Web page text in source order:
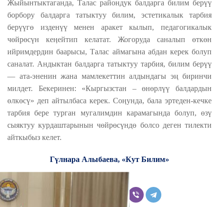
Жыйынтыктаганда, Талас райондук балдарга билим берүү
борбору балдарга татыктуу билим, эстетикалык тарбия
берүүгө изденүү менен аракет кылып, педагогикалык
чөйрөсүн кеӊейтип келатат. Жогоруда саналып өткөн
ийримдердин баарысы, Талас аймагына абдан керек болуп
саналат. Андыктан балдарга татыктуу тарбия, билим берүү
— ата-эненин жана мамлекеттин алдындагы эң биринчи
милдет. Бекеринен: «Кыргызстан – өнөрлүү балдардын
өлкөсү» деп айтылбаса керек. Соӊунда, бала эртеден-кечке
тарбия бере турган мугалимдин карамагында болуп, өзү
сыяктуу курдаштарынын чөйрөсүндө болсо деген тилекти
айткыбыз келет.
Гүлнара Алыбаева, «Кут Билим»